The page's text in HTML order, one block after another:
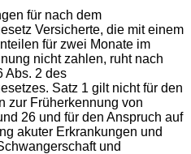
für nach dem
Versicherte, die mit einem
für zwei Monate im
nicht zahlen, ruht nach
Abs. 2 des
Satz 1 gilt nicht für den
zur Früherkennung von
26 und für den Anspruch auf
akuter Erkrankungen und
und